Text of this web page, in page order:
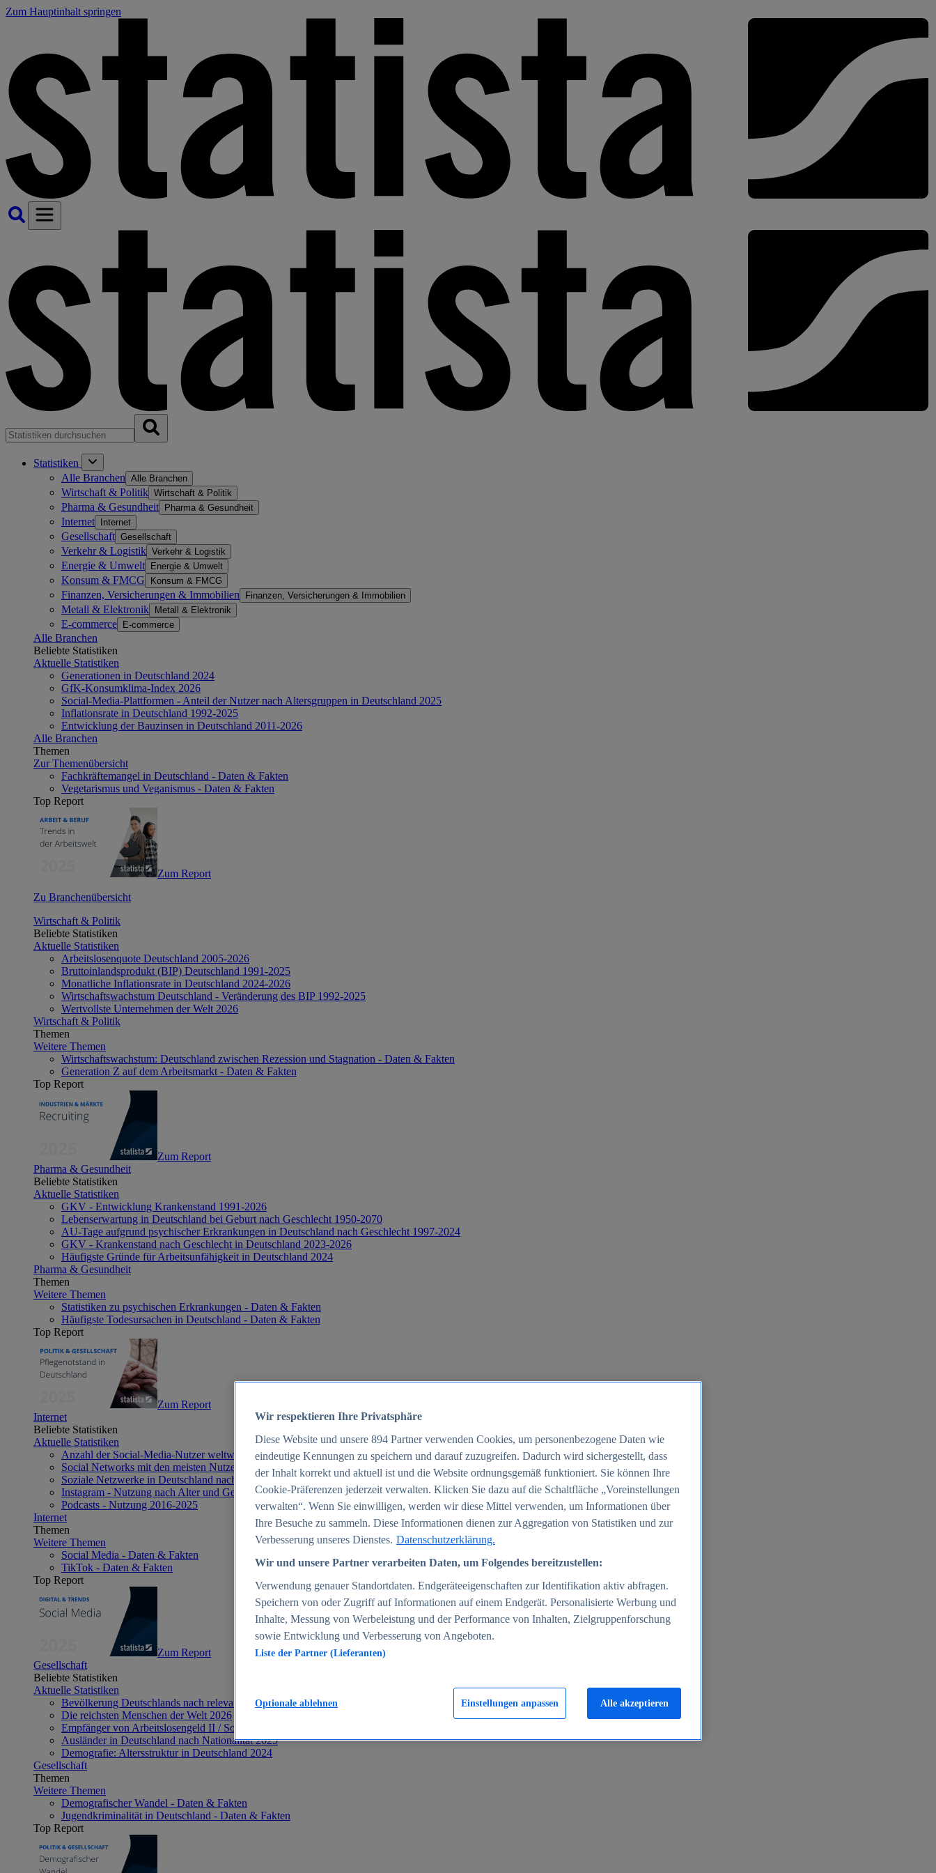
Zum Hauptinhalt springen
Statistiken
Alle Branchen Alle Branchen
Wirtschaft & Politik Wirtschaft & Politik
Pharma & Gesundheit Pharma & Gesundheit
Internet Internet
Gesellschaft Gesellschaft
Verkehr & Logistik Verkehr & Logistik
Energie & Umwelt Energie & Umwelt
Konsum & FMCG Konsum & FMCG
Finanzen, Versicherungen & Immobilien Finanzen, Versicherungen & Immobilien
Metall & Elektronik Metall & Elektronik
E-commerce E-commerce
Alle Branchen
Beliebte Statistiken
Aktuelle Statistiken
Generationen in Deutschland 2024
GfK-Konsumklima-Index 2026
Social-Media-Plattformen - Anteil der Nutzer nach Altersgruppen in Deutschland 2025
Inflationsrate in Deutschland 1992-2025
Entwicklung der Bauzinsen in Deutschland 2011-2026
Alle Branchen
Themen
Zur Themenübersicht
Fachkräftemangel in Deutschland - Daten & Fakten
Vegetarismus und Veganismus - Daten & Fakten
Top Report
Zum Report
Zu Branchenübersicht
Wirtschaft & Politik
Beliebte Statistiken
Aktuelle Statistiken
Arbeitslosenquote Deutschland 2005-2026
Bruttoinlandsprodukt (BIP) Deutschland 1991-2025
Monatliche Inflationsrate in Deutschland 2024-2026
Wirtschaftswachstum Deutschland - Veränderung des BIP 1992-2025
Wertvollste Unternehmen der Welt 2026
Wirtschaft & Politik
Themen
Weitere Themen
Wirtschaftswachstum: Deutschland zwischen Rezession und Stagnation - Daten & Fakten
Generation Z auf dem Arbeitsmarkt - Daten & Fakten
Top Report
Zum Report
Pharma & Gesundheit
Beliebte Statistiken
Aktuelle Statistiken
GKV - Entwicklung Krankenstand 1991-2026
Lebenserwartung in Deutschland bei Geburt nach Geschlecht 1950-2070
AU-Tage aufgrund psychischer Erkrankungen in Deutschland nach Geschlecht 1997-2024
GKV - Krankenstand nach Geschlecht in Deutschland 2023-2026
Häufigste Gründe für Arbeitsunfähigkeit in Deutschland 2024
Pharma & Gesundheit
Themen
Weitere Themen
Statistiken zu psychischen Erkrankungen - Daten & Fakten
Häufigste Todesursachen in Deutschland - Daten & Fakten
Top Report
Zum Report
Internet
Beliebte Statistiken
Aktuelle Statistiken
Anzahl der Social-Media-Nutzer weltweit 2012-2025
Social Networks mit den meisten Nutzern weltweit 2025
Soziale Netzwerke in Deutschland nach Generationen 2025
Instagram - Nutzung nach Alter und Geschlecht in Deutschland 2025
Podcasts - Nutzung 2016-2025
Internet
Themen
Weitere Themen
Social Media - Daten & Fakten
TikTok - Daten & Fakten
Top Report
Zum Report
Gesellschaft
Beliebte Statistiken
Aktuelle Statistiken
Bevölkerung Deutschlands nach relevanten Altersgruppen 2024
Die reichsten Menschen der Welt 2026
Empfänger von Arbeitslosengeld II / Sozialgeld / Bürgergeld in Deutschland 2005-2025
Ausländer in Deutschland nach Nationalität 2025
Demografie: Altersstruktur in Deutschland 2024
Gesellschaft
Themen
Weitere Themen
Demografischer Wandel - Daten & Fakten
Jugendkriminalität in Deutschland - Daten & Fakten
Top Report
Wir respektieren Ihre Privatsphäre
Diese Website und unsere 894 Partner verwenden Cookies, um personenbezogene Daten wie
eindeutige Kennungen zu speichern und darauf zuzugreifen. Dadurch wird sichergestellt, dass
der Inhalt korrekt und aktuell ist und die Website ordnungsgemäß funktioniert. Sie können Ihre
Cookie-Präferenzen jederzeit verwalten. Klicken Sie dazu auf die Schaltfläche „Voreinstellungen
verwalten“. Wenn Sie einwilligen, werden wir diese Mittel verwenden, um Informationen über
Ihre Besuche zu sammeln. Diese Informationen dienen zur Aggregation von Statistiken und zur
Verbesserung unseres Dienstes. Datenschutzerklärung.
Wir und unsere Partner verarbeiten Daten, um Folgendes bereitzustellen:
Verwendung genauer Standortdaten. Endgeräteeigenschaften zur Identifikation aktiv abfragen.
Speichern von oder Zugriff auf Informationen auf einem Endgerät. Personalisierte Werbung und
Inhalte, Messung von Werbeleistung und der Performance von Inhalten, Zielgruppenforschung
sowie Entwicklung und Verbesserung von Angeboten.
Liste der Partner (Lieferanten)
Einstellungen anpassen
Optionale ablehnen Alle akzeptieren